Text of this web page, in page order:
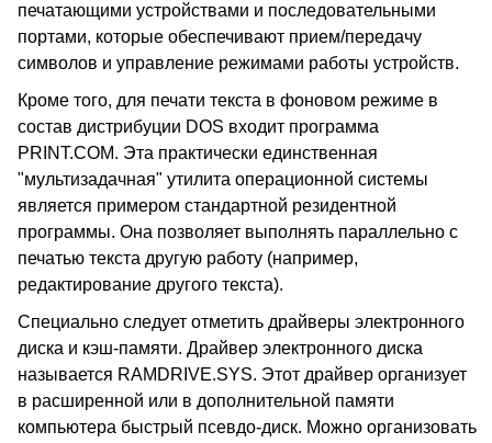
печатающими устройствами и последовательными
портами, которые обеспечивают прием/передачу
символов и управление режимами работы устройств.
Кроме того, для печати текста в фоновом режиме в
состав дистрибуции DOS входит программа
PRINT.COM. Эта практически единственная
"мультизадачная" утилита операционной системы
является примером стандартной резидентной
программы. Она позволяет выполнять параллельно с
печатью текста другую работу (например,
редактирование другого текста).
Специально следует отметить драйверы электронного
диска и кэш-памяти. Драйвер электронного диска
называется RAMDRIVE.SYS. Этот драйвер организует
в расширенной или в дополнительной памяти
компьютера быстрый псевдо-диск. Можно организовать